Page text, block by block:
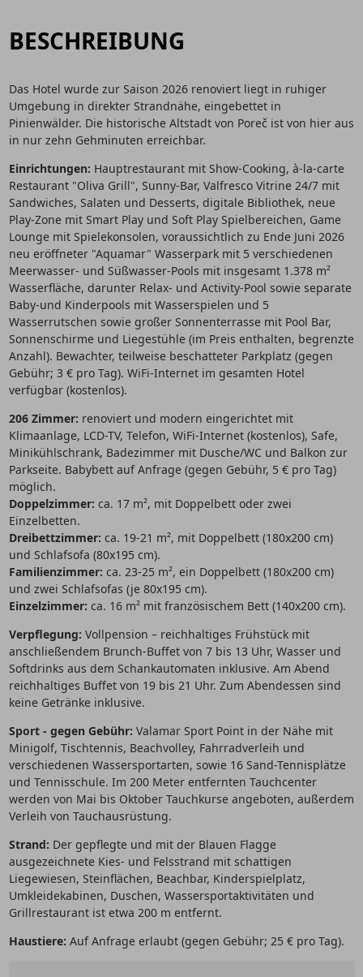
BESCHREIBUNG
Das Hotel wurde zur Saison 2026 renoviert liegt in ruhiger
Umgebung in direkter Strandnähe, eingebettet in
Pinienwälder. Die historische Altstadt von Poreč ist von hier aus
in nur zehn Gehminuten erreichbar.
Einrichtungen: Hauptrestaurant mit Show-Cooking, à-la-carte
Restaurant "Oliva Grill", Sunny-Bar, Valfresco Vitrine 24/7 mit
Sandwiches, Salaten und Desserts, digitale Bibliothek, neue
Play-Zone mit Smart Play und Soft Play Spielbereichen, Game
Lounge mit Spielekonsolen, voraussichtlich zu Ende Juni 2026
neu eröffneter "Aquamar" Wasserpark mit 5 verschiedenen
Meerwasser- und Süßwasser-Pools mit insgesamt 1.378 m²
Wasserfläche, darunter Relax- und Activity-Pool sowie separate
Baby-und Kinderpools mit Wasserspielen und 5
Wasserrutschen sowie großer Sonnenterrasse mit Pool Bar,
Sonnenschirme und Liegestühle (im Preis enthalten, begrenzte
Anzahl). Bewachter, teilweise beschatteter Parkplatz (gegen
Gebühr; 3 € pro Tag). WiFi-Internet im gesamten Hotel
verfügbar (kostenlos).
206 Zimmer: renoviert und modern eingerichtet mit
Klimaanlage, LCD-TV, Telefon, WiFi-Internet (kostenlos), Safe,
Minikühlschrank, Badezimmer mit Dusche/WC und Balkon zur
Parkseite. Babybett auf Anfrage (gegen Gebühr, 5 € pro Tag)
möglich.
Doppelzimmer: ca. 17 m², mit Doppelbett oder zwei
Einzelbetten.
Dreibettzimmer: ca. 19-21 m², mit Doppelbett (180x200 cm)
und Schlafsofa (80x195 cm).
Familienzimmer: ca. 23-25 m², ein Doppelbett (180x200 cm)
und zwei Schlafsofas (je 80x195 cm).
Einzelzimmer: ca. 16 m² mit französischem Bett (140x200 cm).
Verpflegung: Vollpension – reichhaltiges Frühstück mit
anschließendem Brunch-Buffet von 7 bis 13 Uhr, Wasser und
Softdrinks aus dem Schankautomaten inklusive. Am Abend
reichhaltiges Buffet von 19 bis 21 Uhr. Zum Abendessen sind
keine Getränke inklusive.
Sport - gegen Gebühr: Valamar Sport Point in der Nähe mit
Minigolf, Tischtennis, Beachvolley, Fahrradverleih und
verschiedenen Wassersportarten, sowie 16 Sand-Tennisplätze
und Tennisschule. Im 200 Meter entfernten Tauchcenter
werden von Mai bis Oktober Tauchkurse angeboten, außerdem
Verleih von Tauchausrüstung.
Strand: Der gepflegte und mit der Blauen Flagge
ausgezeichnete Kies- und Felsstrand mit schattigen
Liegewiesen, Steinflächen, Beachbar, Kinderspielplatz,
Umkleidekabinen, Duschen, Wassersportaktivitäten und
Grillrestaurant ist etwa 200 m entfernt.
Haustiere: Auf Anfrage erlaubt (gegen Gebühr; 25 € pro Tag).